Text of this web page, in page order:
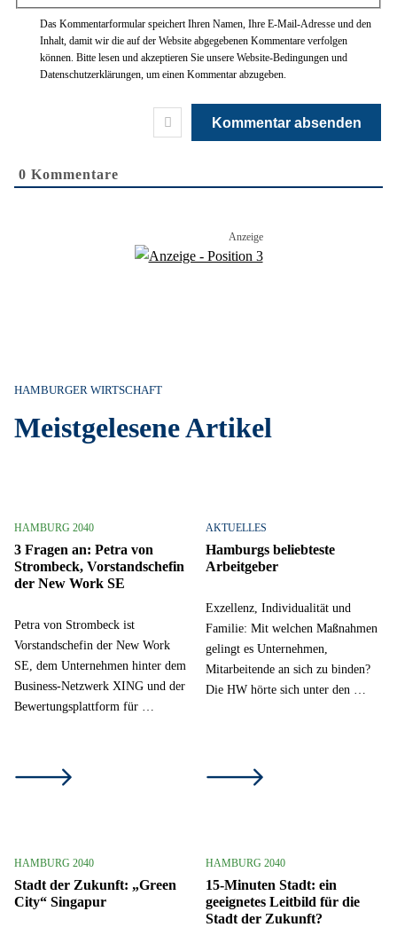
Das Kommentarformular speichert Ihren Namen, Ihre E-Mail-Adresse und den
Inhalt, damit wir die auf der Website abgegebenen Kommentare verfolgen
können. Bitte lesen und akzeptieren Sie unsere Website-Bedingungen und
Datenschutzerklärungen, um einen Kommentar abzugeben.
0 Kommentare
HAMBURGER WIRTSCHAFT
Meistgelesene Artikel
HAMBURG 2040
3 Fragen an: Petra von
Strombeck, Vorstandschefin
der New Work SE
Petra von Strombeck ist
Vorstandschefin der New Work
SE, dem Unternehmen hinter dem
Business-Netzwerk XING und der
Bewertungsplattform für …
AKTUELLES
Hamburgs beliebteste
Arbeitgeber
Exzellenz, Individualität und
Familie: Mit welchen Maßnahmen
gelingt es Unternehmen,
Mitarbeitende an sich zu binden?
Die HW hörte sich unter den …
HAMBURG 2040
Stadt der Zukunft: „Green
City“ Singapur
HAMBURG 2040
15-Minuten Stadt: ein
geeignetes Leitbild für die
Stadt der Zukunft?